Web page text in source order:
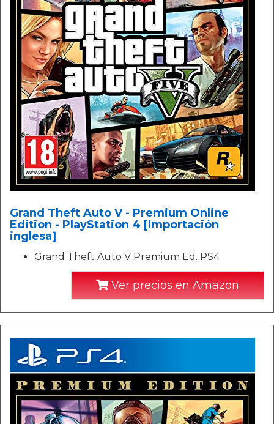
Grand Theft Auto V - Premium Online
Edition - PlayStation 4 [Importación
inglesa]
Grand Theft Auto V Premium Ed. PS4
Ver precios en Amazon